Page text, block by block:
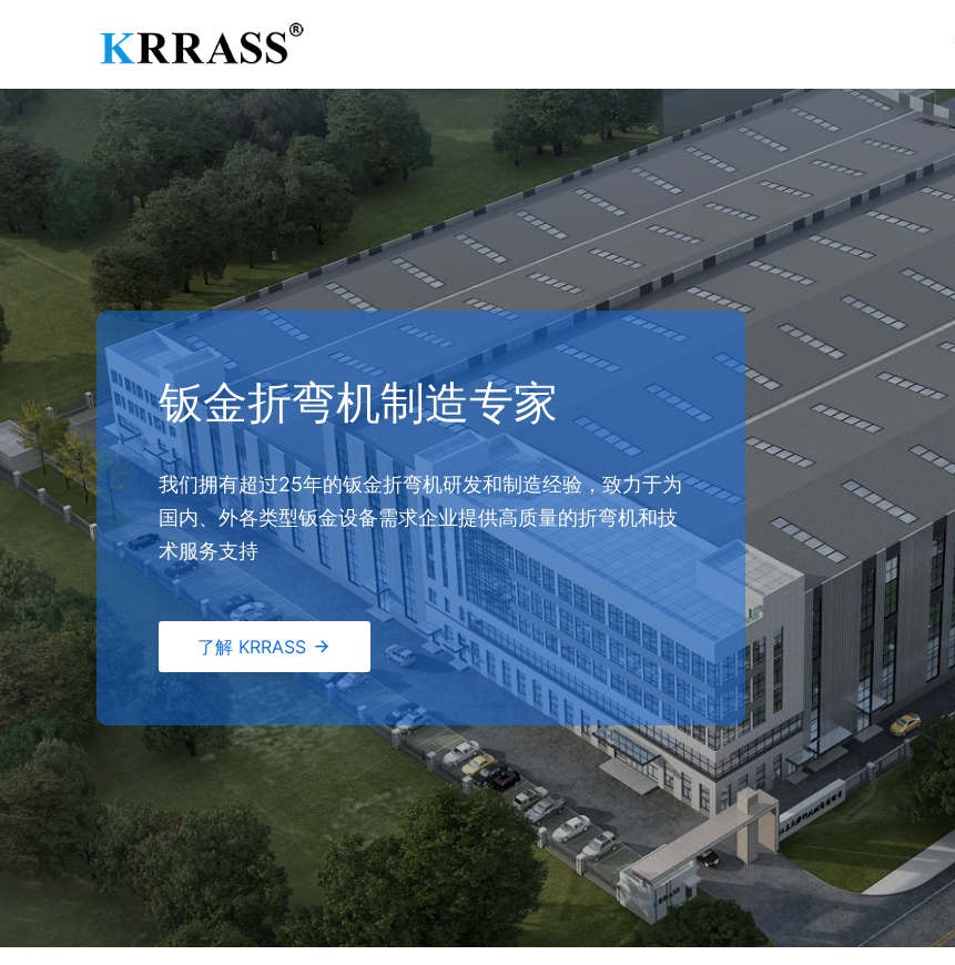
钣金折弯机制造专家
我们拥有超过25年的钣金折弯机研发和制造经验，致力于为
国内、外各类型钣金设备需求企业提供高质量的折弯机和技
术服务支持
了解 KRRASS